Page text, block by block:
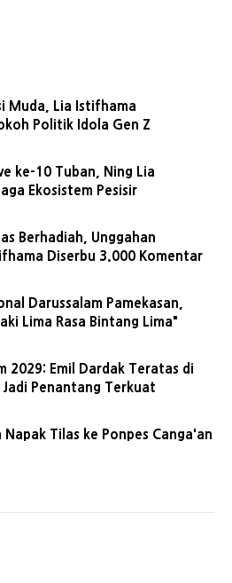
Muda, Lia Istifhama
Politik Idola Gen Z
ke-10 Tuban, Ning Lia
Ekosistem Pesisir
Berhadiah, Unggahan
Diserbu 3.000 Komentar
Darussalam Pamekasan,
Lima Rasa Bintang Lima"
2029: Emil Dardak Teratas di
Penantang Terkuat
Tilas ke Ponpes Canga'an